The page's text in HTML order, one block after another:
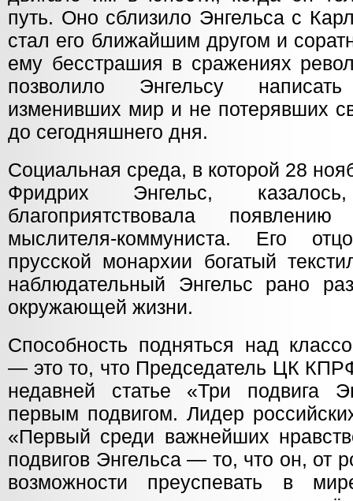
путь. Оно сблизило Энгельса с
стал его ближайшим другом и
ему бесстрашия в сражениях
позволило Энгельсу
изменивших мир и не потерявших
до сегодняшнего дня.
Социальная среда, в которой 28
Фридрих Энгельс,
благоприятствовала
мыслителя-коммуниста. Его
прусской монархии богатый
наблюдательный Энгельс рано
окружающей жизни.
Способность подняться над
— это то, что Председатель ЦК
недавней статье «Три подвига
первым подвигом. Лидер
«Первый среди важнейших
подвигов Энгельса — то, что он, от
возможности преуспевать в